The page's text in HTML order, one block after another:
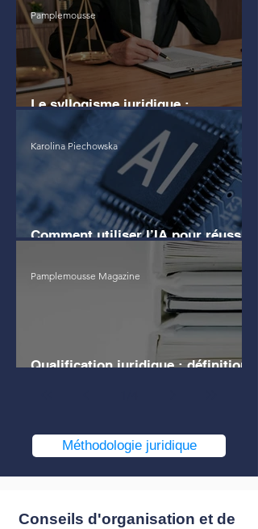
Le syllogisme juridique :
définition, exemples clairs
Pamplemousse
Comment utiliser l’IA pour réussir
son commentaire d'arrêt ?
Karolina Piechowska
Qualification juridique : définition,
Pamplemousse Magazine
Méthodologie juridique
Conseils d'organisation et de